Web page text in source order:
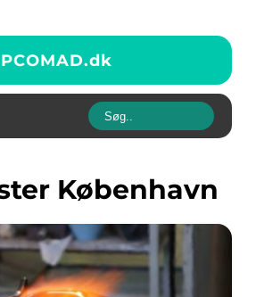
PCOMAD.dk
København